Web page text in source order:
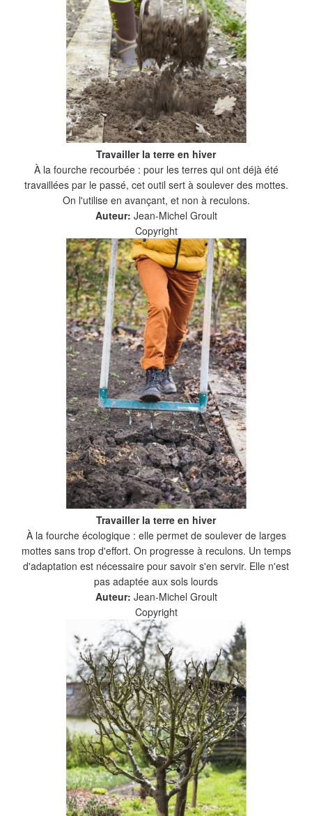
Travailler la terre en hiver
À la fourche recourbée : pour les terres qui ont déjà été
travaillées par le passé, cet outil sert à soulever des mottes.
On l'utilise en avançant, et non à reculons.
Auteur: Jean-Michel Groult
Copyright
Travailler la terre en hiver
À la fourche écologique : elle permet de soulever de larges
mottes sans trop d'effort. On progresse à reculons. Un temps
d'adaptation est nécessaire pour savoir s'en servir. Elle n'est
pas adaptée aux sols lourds
Auteur: Jean-Michel Groult
Copyright